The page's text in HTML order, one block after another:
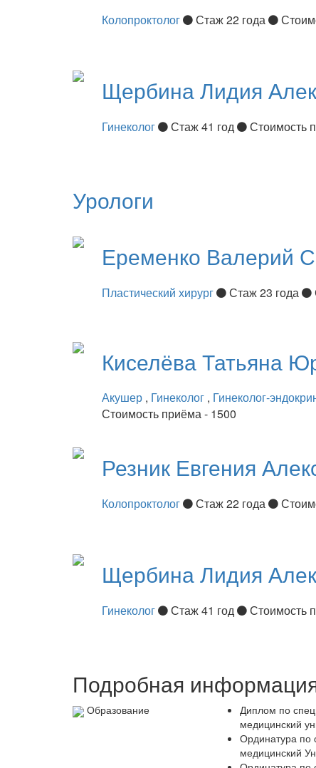
Колопроктолог Стаж 22 года
ЩербинаЛидия
Гинеколог Стаж 41 год Стоимость
Урологи
Еременко Валерий
Пластический хирург Стаж 23 года
КиселёваТатьяна
Акушер , Гинеколог , Гинеколог-
Стоимость приёма - 1500
Резник Евгения
Колопроктолог Стаж 22 года
ЩербинаЛидия
Гинеколог Стаж 41 год Стоимость
Подробная
Образование
Диплом по
медицинский
Ординатура по
медицинский